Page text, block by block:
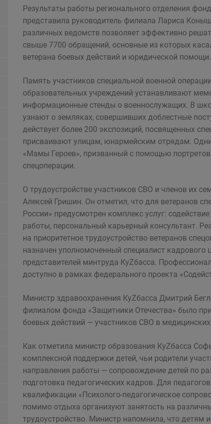
Результаты работы регионального отделения
представила руководитель филиала Лариса
различных ведомств позволяет эффективно
свыше 7700 обращений, основные из которых
ветерана боевых действий и юридической помощи.
Память участников специальной военной
образовательных учреждений устанавливают
информационные стенды о военнослужащих. В
узнают о земляках, совершивших доблестные
действует более 200 экспозиций, посвященных
присваивают улицам, юнармейским отрядам.
«Мамы Героев», призванный с помощью портретов
спецоперации.
О трудоустройстве участников СВО и членов их
Алексей Гришин. Он отметил, что для ветеранов
России» предусмотрен комплекс услуг:
работы, персональный карьерный консультант.
на приоритетное трудоустройство ветеранов
назначен уполномоченный специалист кадрового
представителей минтруда КуZбасса.
доступно в рамках федерального проекта
Министр здравоохранения КуZбасса Дмитрий
филиалом фонда «Защитники Отечества» было
боевых действий — участников СВО в
Как отметила министр образования КуZбасса
комплексной поддержки детей, чьи родители
направления работы — сопровождение детей по
подготовка педагогических кадров. Для
квалификации «Психолого-педагогическое
помимо отдыха организуют занятость на
трудоустройство. Министр напомнила, что детям